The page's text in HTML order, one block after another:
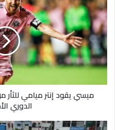
يقود
إنتر
ميامي
للثأر
من
سياتل
ساوندرز
بثلاثية
ميسي يقود إنتر ميامي للثأر
الدوري
مصرع